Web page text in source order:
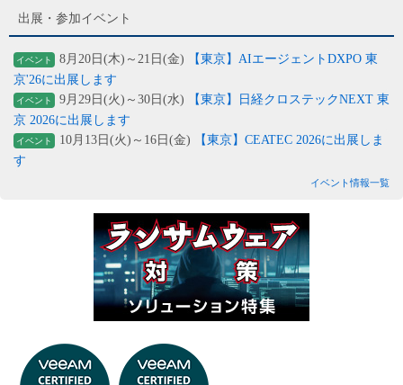
出展・参加イベント
イベント 8月20日(木)～21日(金)
【東京】AIエージェントDXPO 東
京'26に出展します
イベント 9月29日(火)～30日(水)
【東京】日経クロステックNEXT 東
京 2026に出展します
イベント 10月13日(火)～16日(金)
【東京】CEATEC 2026に出展しま
す
イベント情報一覧